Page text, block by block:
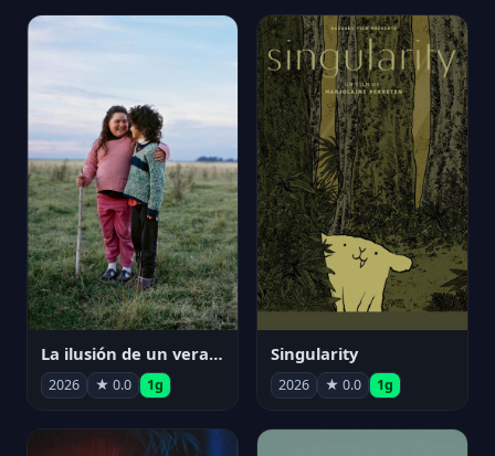
La ilusión de un verano sin fin
2026 ★ 0.0 1g
Singularity
2026 ★ 0.0 1g